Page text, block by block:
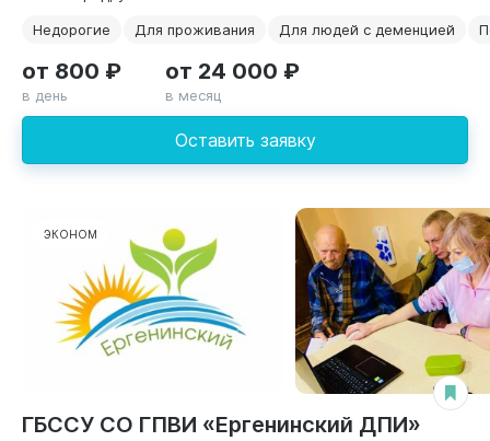
Недорогие
Для проживания Для людей с деменцией
Оставить заявку
от 800 ₽
в день
от 24 000 ₽
в месяц
ЭКОНОМ
ГБССУ СО ГПВИ «Ергенинский ДПИ»